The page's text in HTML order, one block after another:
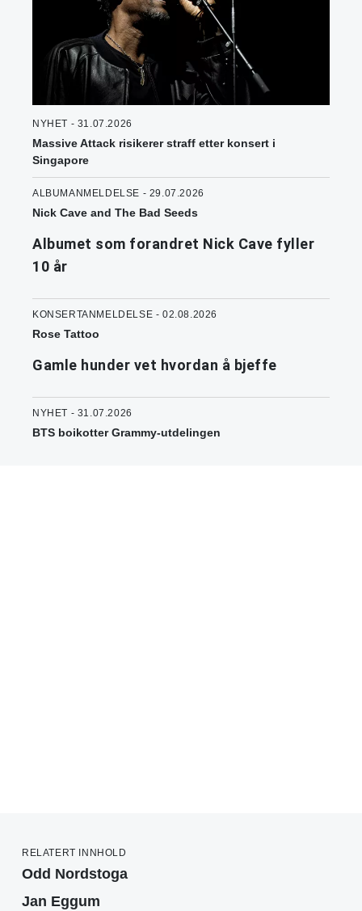
NYHET - 31.07.2026
Massive Attack risikerer straff etter konsert i
Singapore
ALBUMANMELDELSE - 29.07.2026
Nick Cave and The Bad Seeds
Albumet som forandret Nick Cave fyller
10 år
KONSERTANMELDELSE - 02.08.2026
Rose Tattoo
Gamle hunder vet hvordan å bjeffe
NYHET - 31.07.2026
BTS boikotter Grammy-utdelingen
RELATERT INNHOLD
Odd Nordstoga
Jan Eggum